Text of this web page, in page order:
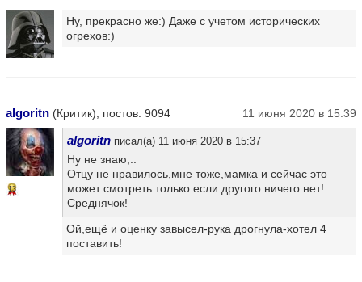
Ну, прекрасно же:) Даже с учетом исторических
огрехов:)
algoritn (Критик), постов: 9094 11 июня 2020 в 15:39
13
algoritn писал(а) 11 июня 2020 в 15:37
Ну не знаю,..
Отцу не нравилось,мне тоже,мамка и сейчас это
может смотреть только если другого ничего нет!
Среднячок!
Ой,ещё и оценку завысел-рука дрогнула-хотел 4
поставить!